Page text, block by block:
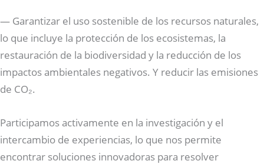
— Garantizar el uso sostenible de los recursos naturales,
lo que incluye la protección de los ecosistemas, la
restauración de la biodiversidad y la reducción de los
impactos ambientales negativos. Y reducir las emisiones
de CO₂.
Participamos activamente en la investigación y el
intercambio de experiencias, lo que nos permite
encontrar soluciones innovadoras para resolver